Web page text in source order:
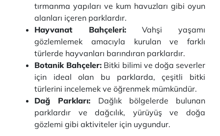
tırmanma yapıları ve kum havuzları gibi oyun
alanları içeren parklardır.
Hayvanat Bahçeleri:Vahşi yaşamı
gözlemlemek amacıyla kurulan ve farklı
türlerde hayvanları barındıran parklardır.
Botanik Bahçeler: Bitki bilimi ve doğa severler
için ideal olan bu parklarda, çeşitli bitki
türlerini incelemek ve öğrenmek mümkündür.
Dağ Parkları: Dağlık bölgelerde bulunan
parklardır ve dağcılık, yürüyüş ve doğa
gözlemi gibi aktiviteler için uygundur.